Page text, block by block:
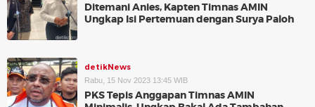
Ditemani Anies, Kapten Timnas AMIN
Ungkap Isi Pertemuan dengan Surya Paloh
detikNews
Rabu, 15 Nov 2023 13:45 WIB
PKS Tepis Anggapan Timnas AMIN